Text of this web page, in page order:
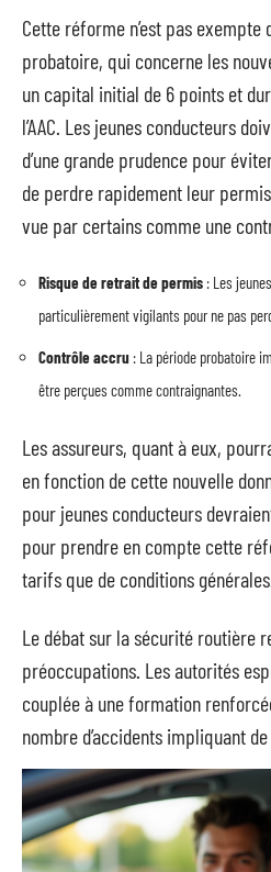
Cette réforme n’est pas
probatoire, qui concerne les
un capital initial de 6 points et
l’AAC. Les jeunes conducteurs
d’une grande prudence pour
de perdre rapidement leur
vue par certains comme une
Risque de retrait de permis : Les
particulièrement vigilants pour ne pas
Contrôle accru : La période probatoire
être perçues comme contraignantes.
Les assureurs, quant à eux,
en fonction de cette nouvelle
pour jeunes conducteurs
pour prendre en compte cette
tarifs que de conditions
Le débat sur la sécurité routière
préoccupations. Les autorités
couplée à une formation
nombre d’accidents impliquant